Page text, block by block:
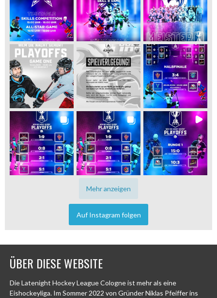
Mehr anzeigen
Auf Instagram folgen
ÜBER DIESE WEBSITE
Die Latenight Hockey League Cologne ist mehr als eine
Eishockeyliga. Im Sommer 2022 von Gründer Niklas Pfeiffer ins